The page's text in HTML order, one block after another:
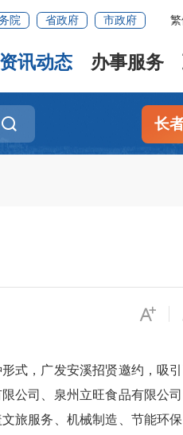
院 省政府 市政府
资讯动态 办事服务
长
，广发安溪招贤邀约，吸
公司、泉州立旺食品有限公
旅服务、机械制造、节能环